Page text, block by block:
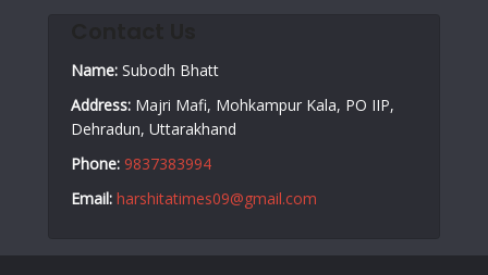
Name: Subodh Bhatt
Address: Majri Mafi, Mohkampur Kala, PO IIP,
Dehradun, Uttarakhand
Phone: 9837383994
Email: harshitatimes09@gmail.com